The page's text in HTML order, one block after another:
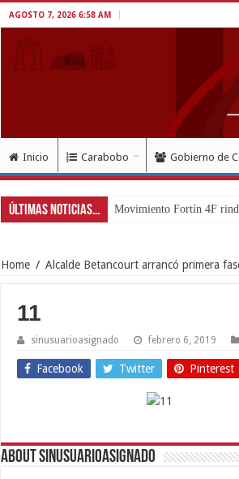
AGOSTO 7, 2026 6:58 AM
Inicio Carabobo Gobierno de
Últimas Noticias... Movimiento Fortín 4F
Home / Alcalde Betancourt arrancó primera
11
sinusuarioasignado febrero 6, 2019
Facebook Twitter Pinterest
About sinusuarioasignado